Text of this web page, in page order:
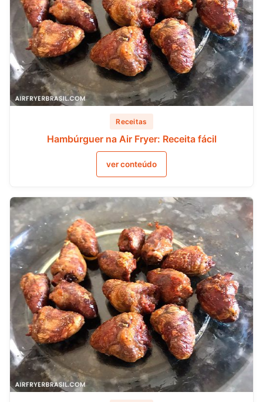
Receitas
Hambúrguer na Air Fryer: Receita fácil
ver conteúdo